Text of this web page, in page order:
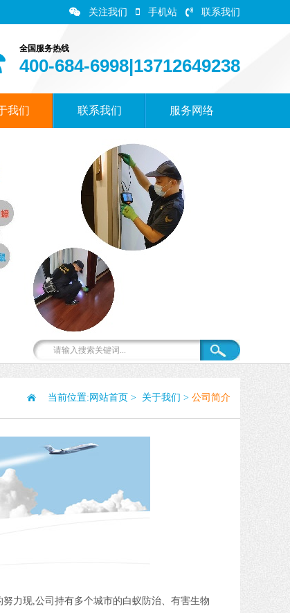
关注我们 手机站 联系我们
全国服务热线
400-684-6998|13712649238
我们 联系我们 服务网络
当前位置: 网站首页 > 关于我们 > 公司简介
力现,公司持有多个城市的白蚁防治、有害生物